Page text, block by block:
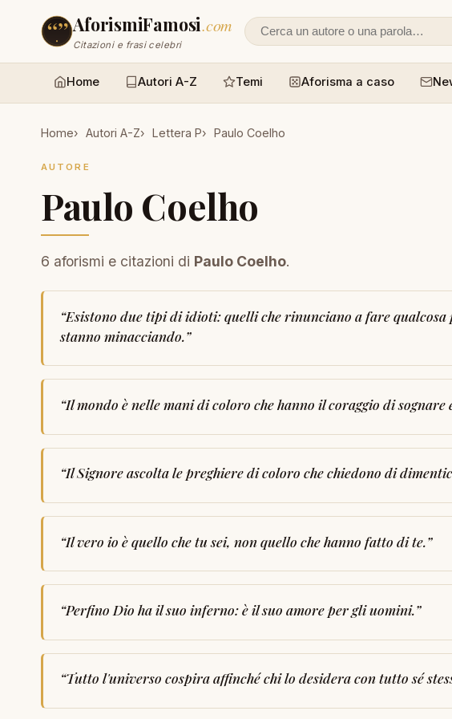
AforismiFamosi.com
Citazioni e frasi celebri Cerca un autore o un aforisma
Home Autori A-Z Temi Aforisma a caso
Home Autori A-Z Lettera P Paulo Coelho
AUTORE
Paulo Coelho
6 aforismi e citazioni di Paulo Coelho.
“Esistono due tipi di idioti: quelli che rinunciano a fare qualcosa
stanno minacciando.”
“Il mondo è nelle mani di coloro che hanno il coraggio di
“Il Signore ascolta le preghiere di coloro che chiedono di
“Il vero io è quello che tu sei, non quello che hanno fatto di te.”
“Perfino Dio ha il suo inferno: è il suo amore per gli uomini.”
“Tutto l'universo cospira affinché chi lo desidera con tutto sé